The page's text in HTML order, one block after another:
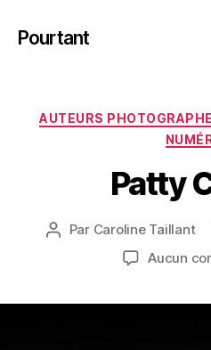
Pourtant
AUTEURS
Patty
Auteur
Par Caroline Taillant
Aucun